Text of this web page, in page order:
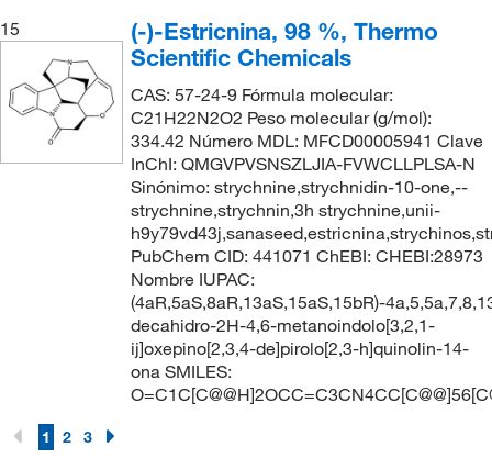
15
(-)-Estricnina, 98 %, Thermo
Scientific Chemicals
CAS: 57-24-9 Fórmula molecular:
C21H22N2O2 Peso molecular (g/mol):
334.42 Número MDL: MFCD00005941 Clave
InChI: QMGVPVSNSZLJIA-FVWCLLPLSA-N
Sinónimo: strychnine,strychnidin-10-one,--
strychnine,strychnin,3h strychnine,unii-
PubChem CID: 441071 ChEBI: CHEBI:28973
Nombre IUPAC:
(4aR,5aS,8aR,13aS,15aS,15bR)-
decahidro-2H-4,6-metanoindolo[3,2,1-
ij]oxepino[2,3,4-de]pirolo[2,3-h]quinolin-14-
ona SMILES:
1 2 3